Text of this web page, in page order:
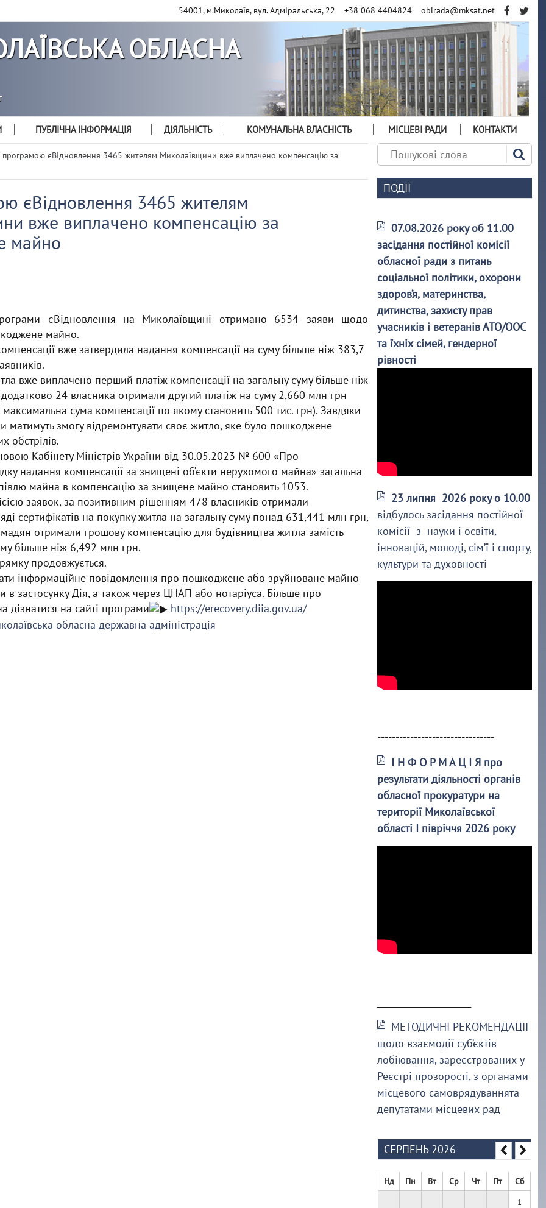
54001, м.Миколаїв, вул. Адміральська, 22 +38 068 4404824 oblrada@mksat.net
ОБЛАСНА
ПУБЛІЧНА ІНФОРМАЦІЯ ДІЯЛЬНІСТЬ КОМУНАЛЬНА ВЛАСНІСТЬ МІСЦЕВІ РАДИ КОНТАКТИ
програмою єВідновлення 3465 жителям Миколаївщини вже виплачено компенсацію за
єВідновлення 3465 жителям
вже виплачено компенсацію за
майно
єВідновлення на Миколаївщині отримано 6534 заяви щодо
майно.
вже затвердила надання компенсації на суму більше ніж 383,7
вже виплачено перший платіж компенсації на загальну суму більше ніж
24 власника отримали другий платіж на суму 2,660 млн грн
максимальна сума компенсації по якому становить 500 тис. грн). Завдяки
матимуть змогу відремонтувати своє житло, яке було пошкоджене
обстрілів.
Кабінету Міністрів України від 30.05.2023 № 600 «Про
надання компенсації за знищені об‘єкти нерухомого майна» загальна
майна в компенсацію за знищене майно становить 1053.
заявок, за позитивним рішенням 478 власників отримали
сертифікатів на покупку житла на загальну суму понад 631,441 млн грн,
отримали грошову компенсацію для будівництва житла замість
більше ніж 6,492 млн грн.
продовжується.
інформаційне повідомлення про пошкоджене або зруйноване майно
в застосунку Дія, а також через ЦНАП або нотаріуса. Більше про
дізнатися на сайті програми
https://erecovery.diia.gov.ua/
обласна державна адміністрація
ПОДІЇ
07.08.2026 року об 11.00
засідання постійної комісії
обласної ради з питань
соціальної політики, охорони
здоров’я, материнства,
дитинства, захисту прав
учасників і ветеранів АТО/ООС
та їхніх сімей, гендерної
рівності
23 липня 2026 року о 10.00
відбулось засідання постійної
комісії з науки і освіти,
інновацій, молоді, сім’ї і спорту,
культури та духовності
--------------------------------
І Н Ф О Р М А Ц І Я про
результати діяльності органів
обласної прокуратури на
території Миколаївської
області І півріччя 2026 року
МЕТОДИЧНІ РЕКОМЕНДАЦІЇ
щодо взаємодії суб’єктів
лобіювання, зареєстрованих у
Реєстрі прозорості, з органами
місцевого самоврядуваннята
депутатами місцевих рад
СЕРПЕНЬ 2026
Нд Пн Вт Ср Чт Пт Сб
1